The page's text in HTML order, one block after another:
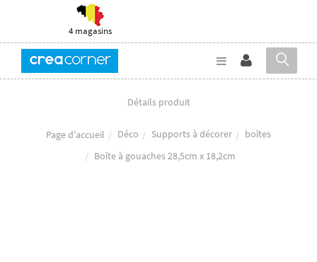
4 magasins
Détails produit
Page d'accueil Déco Supports à décorer
boîtes
Boîte à gouaches 28,5cm x 18,2cm